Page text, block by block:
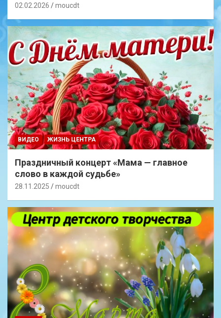
02.02.2026 moucdt
ВИДЕО ЖИЗНЬ ЦЕНТРА
Праздничный концерт «Мама — главное
слово в каждой судьбе»
28.11.2025 moucdt